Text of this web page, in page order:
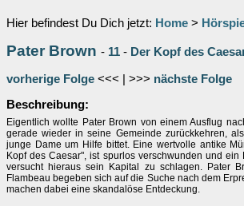
Hier befindest Du Dich jetzt: Home >
Pater Brown - 11 - Der Kopf des
vorherige Folge <<< | >>> nächste Folge
Beschreibung:
Eigentlich wollte Pater Brown von einem Ausflug
gerade wieder in seine Gemeinde zurückkehren,
junge Dame um Hilfe bittet. Eine wertvolle antike
Kopf des Caesar", ist spurlos verschwunden und ein
versucht hieraus sein Kapital zu schlagen. Pater
Flambeau begeben sich auf die Suche nach dem
machen dabei eine skandalöse Entdeckung.